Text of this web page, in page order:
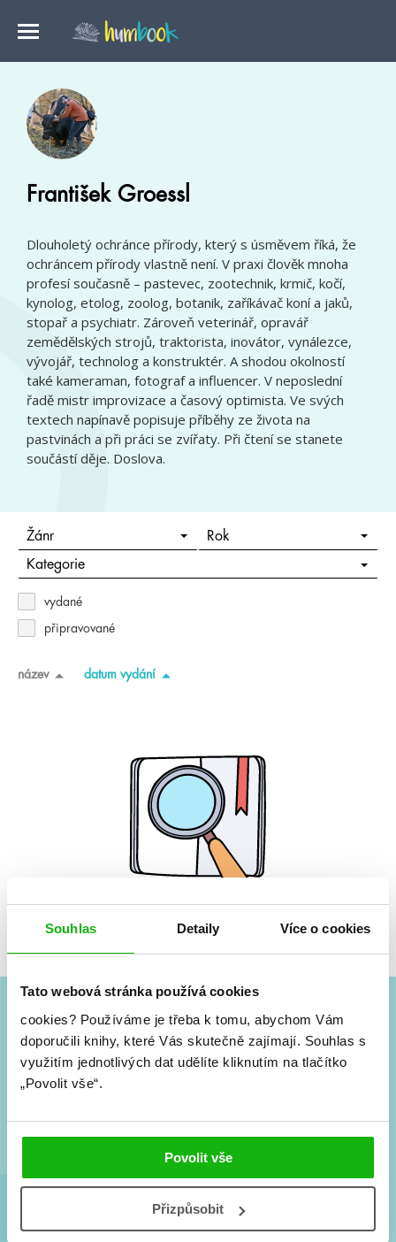
Souhlas Detaily Více o cookies
Tato webová stránka používá cookies
cookies? Používáme je třeba k tomu, abychom Vám
doporučili knihy, které Vás skutečně zajímají. Souhlas s
využitím jednotlivých dat udělíte kliknutím na tlačítko
„Povolit vše“.
Povolit vše
Přizpůsobit
František Groessl
Dlouholetý ochránce přírody, který s úsměvem říká, že
ochráncem přírody vlastně není. V praxi člověk mnoha
profesí současně – pastevec, zootechnik, krmič, kočí,
kynolog, etolog, zoolog, botanik, zaříkávač koní a jaků,
stopař a psychiatr. Zároveň veterinář, opravář
zemědělských strojů, traktorista, inovátor, vynálezce,
vývojář, technolog a konstruktér. A shodou okolností
také kameraman, fotograf a influencer. V neposlední
řadě mistr improvizace a časový optimista. Ve svých
textech napínavě popisuje příběhy ze života na
pastvinách a při práci se zvířaty. Při čtení se stanete
součástí děje. Doslova.
Žánr Rok
Kategorie
vydané
připravované
název datum vydání
Žádné knihy nenalezeny.
#HumbookNews
Vše kolem #youngadult každý měsíc rovnou do mailu!
Nové knihy, co se chystá, kvízy, soutěže, autoři, filmové